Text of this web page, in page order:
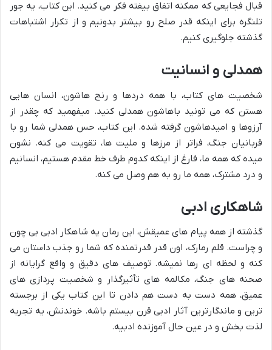
قبال فجایعی که ممکنه اتفاق بیفته فکر می کنید. این کتاب، یه جور
تلنگره برای اینکه قدر صلح رو بیشتر بدونیم و از تکرار اشتباهات
گذشته جلوگیری کنیم.
همدلی و انسانیت
شخصیت های کتاب، با همه دردها و رنج هاشون، انسان هایی
هستن که می تونید باهاشون همدلی کنید. میفهمید که چقدر از
آرزوها و امیدهاشون گرفته شده. این کتاب، حس همدلی شما رو با
قربانیان جنگ، فراتر از مرزها و ملیت ها، تقویت می کنه. نشون
میده که همه ما، فارغ از اینکه کدوم طرف خط مقدم هستیم، انسانیم
و درد مشترک، همه ما رو به هم وصل می کنه.
شاهکاری ادبی
گذشته از همه پیام های عمیقش، این رمان یه شاهکار ادبی بی چون
و چراست. قلم رمارک، اون قدر قدرتمنده که شما رو جذب داستان می
کنه و لحظه ای رها نمیشه. توصیف های دقیق و واقع گرایانه از
صحنه های جنگ، مکالمه های تأثیرگذار و شخصیت پردازی های
عمیق، همه دست به دست هم دادن تا این کتاب یکی از برجسته
ترین و ماندگارترین آثار ادبی قرن بیستم باشه. خوندنش، یه تجربه
لذت بخش و در عین حال آموزنده ادبیه.